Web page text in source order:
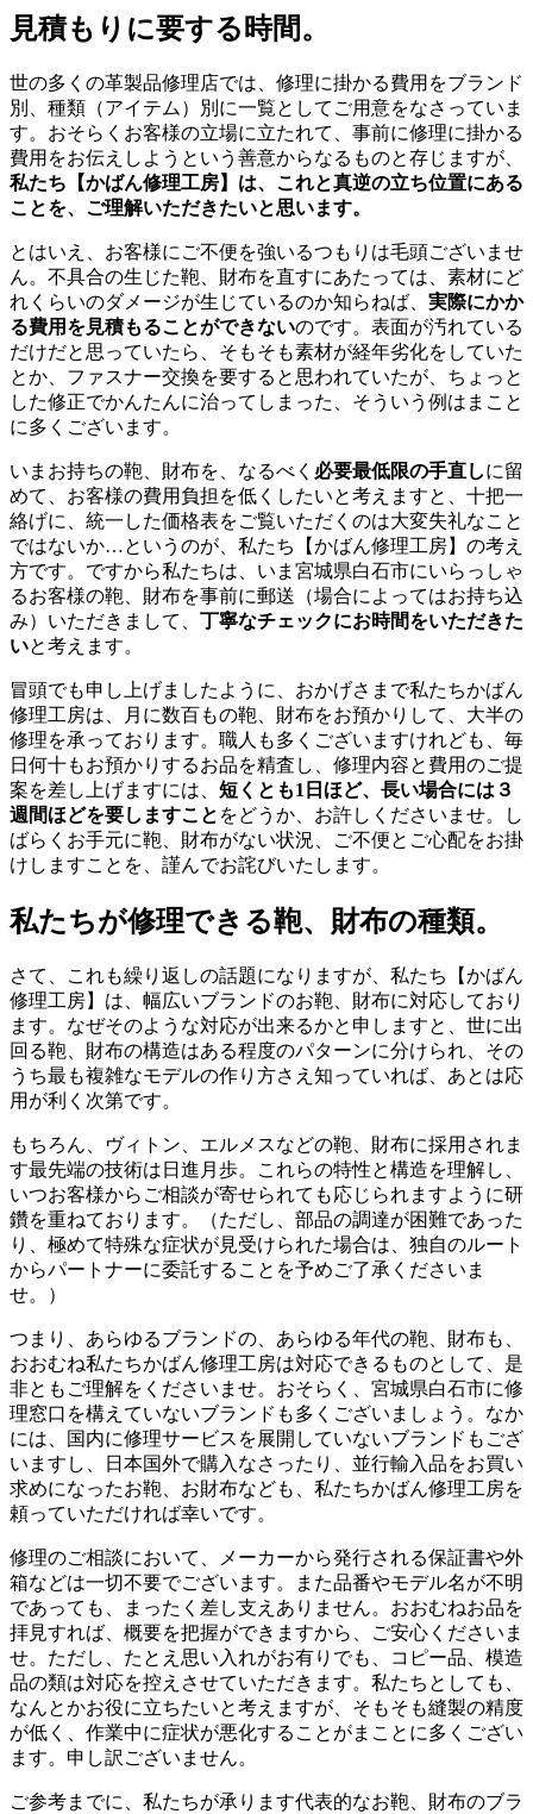
見積もりに要する時間。
世の多くの革製品修理店では、修理に掛かる費用をブランド
別、種類（アイテム）別に一覧としてご用意をなさっていま
す。おそらくお客様の立場に立たれて、事前に修理に掛かる
費用をお伝えしようという善意からなるものと存じますが、
私たち【かばん修理工房】は、これと真逆の立ち位置にある
ことを、ご理解いただきたいと思います。
とはいえ、お客様にご不便を強いるつもりは毛頭ございませ
ん。不具合の生じた鞄、財布を直すにあたっては、素材にど
れくらいのダメージが生じているのか知らねば、 実際にかか
る費用を見積もることができないのです。表面が汚れている
だけだと思っていたら、そもそも素材が経年劣化をしていた
とか、ファスナー交換を要すると思われていたが、ちょっと
した修正でかんたんに治ってしまった、そういう例はまこと
に多くございます。
いまお持ちの鞄、財布を、なるべく 必要最低限の手直しに留
めて、お客様の費用負担を低くしたいと考えますと、十把一
絡げに、統一した価格表をご覧いただくのは大変失礼なこと
ではないか…というのが、私たち【かばん修理工房】の考え
方です。ですから私たちは、いま宮城県白石市にいらっしゃ
るお客様の鞄、財布を事前に郵送（場合によってはお持ち込
み）いただきまして、 丁寧なチェックにお時間をいただきた
いと考えます。
冒頭でも申し上げましたように、おかげさまで私たちかばん
修理工房は、月に数百もの鞄、財布をお預かりして、大半の
修理を承っております。職人も多くございますけれども、毎
日何十もお預かりするお品を精査し、修理内容と費用のご提
案を差し上げますには、 短くとも1日ほど、長い場合には３
週間ほどを要しますこと をどうか、お許しくださいませ。し
ばらくお手元に鞄、財布がない状況、ご不便とご心配をお掛
けしますことを、謹んでお詫びいたします。
私たちが修理できる鞄、財布の種類。
さて、これも繰り返しの話題になりますが、私たち【かばん
修理工房】は、幅広いブランドのお鞄、財布に対応しており
ます。なぜそのような対応が出来るかと申しますと、世に出
回る鞄、財布の構造はある程度のパターンに分けられ、その
うち最も複雑なモデルの作り方さえ知っていれば、あとは応
用が利く次第です。
もちろん、ヴィトン、エルメスなどの鞄、財布に採用されま
す最先端の技術は日進月歩。これらの特性と構造を理解し、
いつお客様からご相談が寄せられても応じられますように研
鑽を重ねております。（ただし、部品の調達が困難であった
り、極めて特殊な症状が見受けられた場合は、独自のルート
からパートナーに委託することを予めご了承くださいま
せ。）
つまり、あらゆるブランドの、あらゆる年代の鞄、財布も、
おおむね私たちかばん修理工房は対応できるものとして、是
非ともご理解をくださいませ。おそらく、宮城県白石市に修
理窓口を構えていないブランドも多くございましょう。なか
には、国内に修理サービスを展開していないブランドもござ
いますし、日本国外で購入なさったり、並行輸入品をお買い
求めになったお鞄、お財布なども、私たちかばん修理工房を
頼っていただければ幸いです。
修理のご相談において、メーカーから発行される保証書や外
箱などは一切不要でございます。また品番やモデル名が不明
であっても、まったく差し支えありません。おおむねお品を
拝見すれば、概要を把握ができますから、ご安心くださいま
せ。ただし、たとえ思い入れがお有りでも、コピー品、模造
品の類は対応を控えさせていただきます。私たちとしても、
なんとかお役に立ちたいと考えますが、そもそも縫製の精度
が低く、作業中に症状が悪化することがまことに多くござい
ます。申し訳ございません。
ご参考までに、私たちが承ります代表的なお鞄、財布のブラ